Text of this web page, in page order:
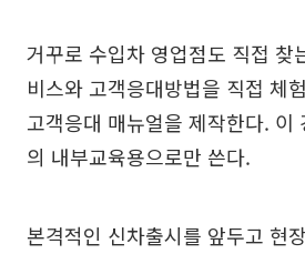
거꾸로 수입차 영업점도 직접 찾
비스와 고객응대방법을 직접 체
고객응대 매뉴얼을 제작한다. 이
의 내부교육용으로만 쓴다.
본격적인 신차출시를 앞두고 현